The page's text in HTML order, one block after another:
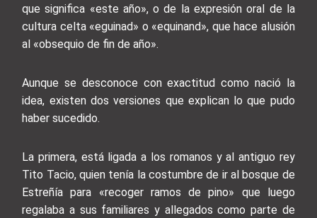
que significa «este año», o de la expresión oral de la
cultura celta «eguinad» o «equinand», que hace alusión
al «obsequio de fin de año».
Aunque se desconoce con exactitud como nació la
idea, existen dos versiones que explican lo que pudo
haber sucedido.
La primera, está ligada a los romanos y al antiguo rey
Tito Tacio, quien tenía la costumbre de ir al bosque de
Estreñía para «recoger ramos de pino» que luego
regalaba a sus familiares y allegados como parte de